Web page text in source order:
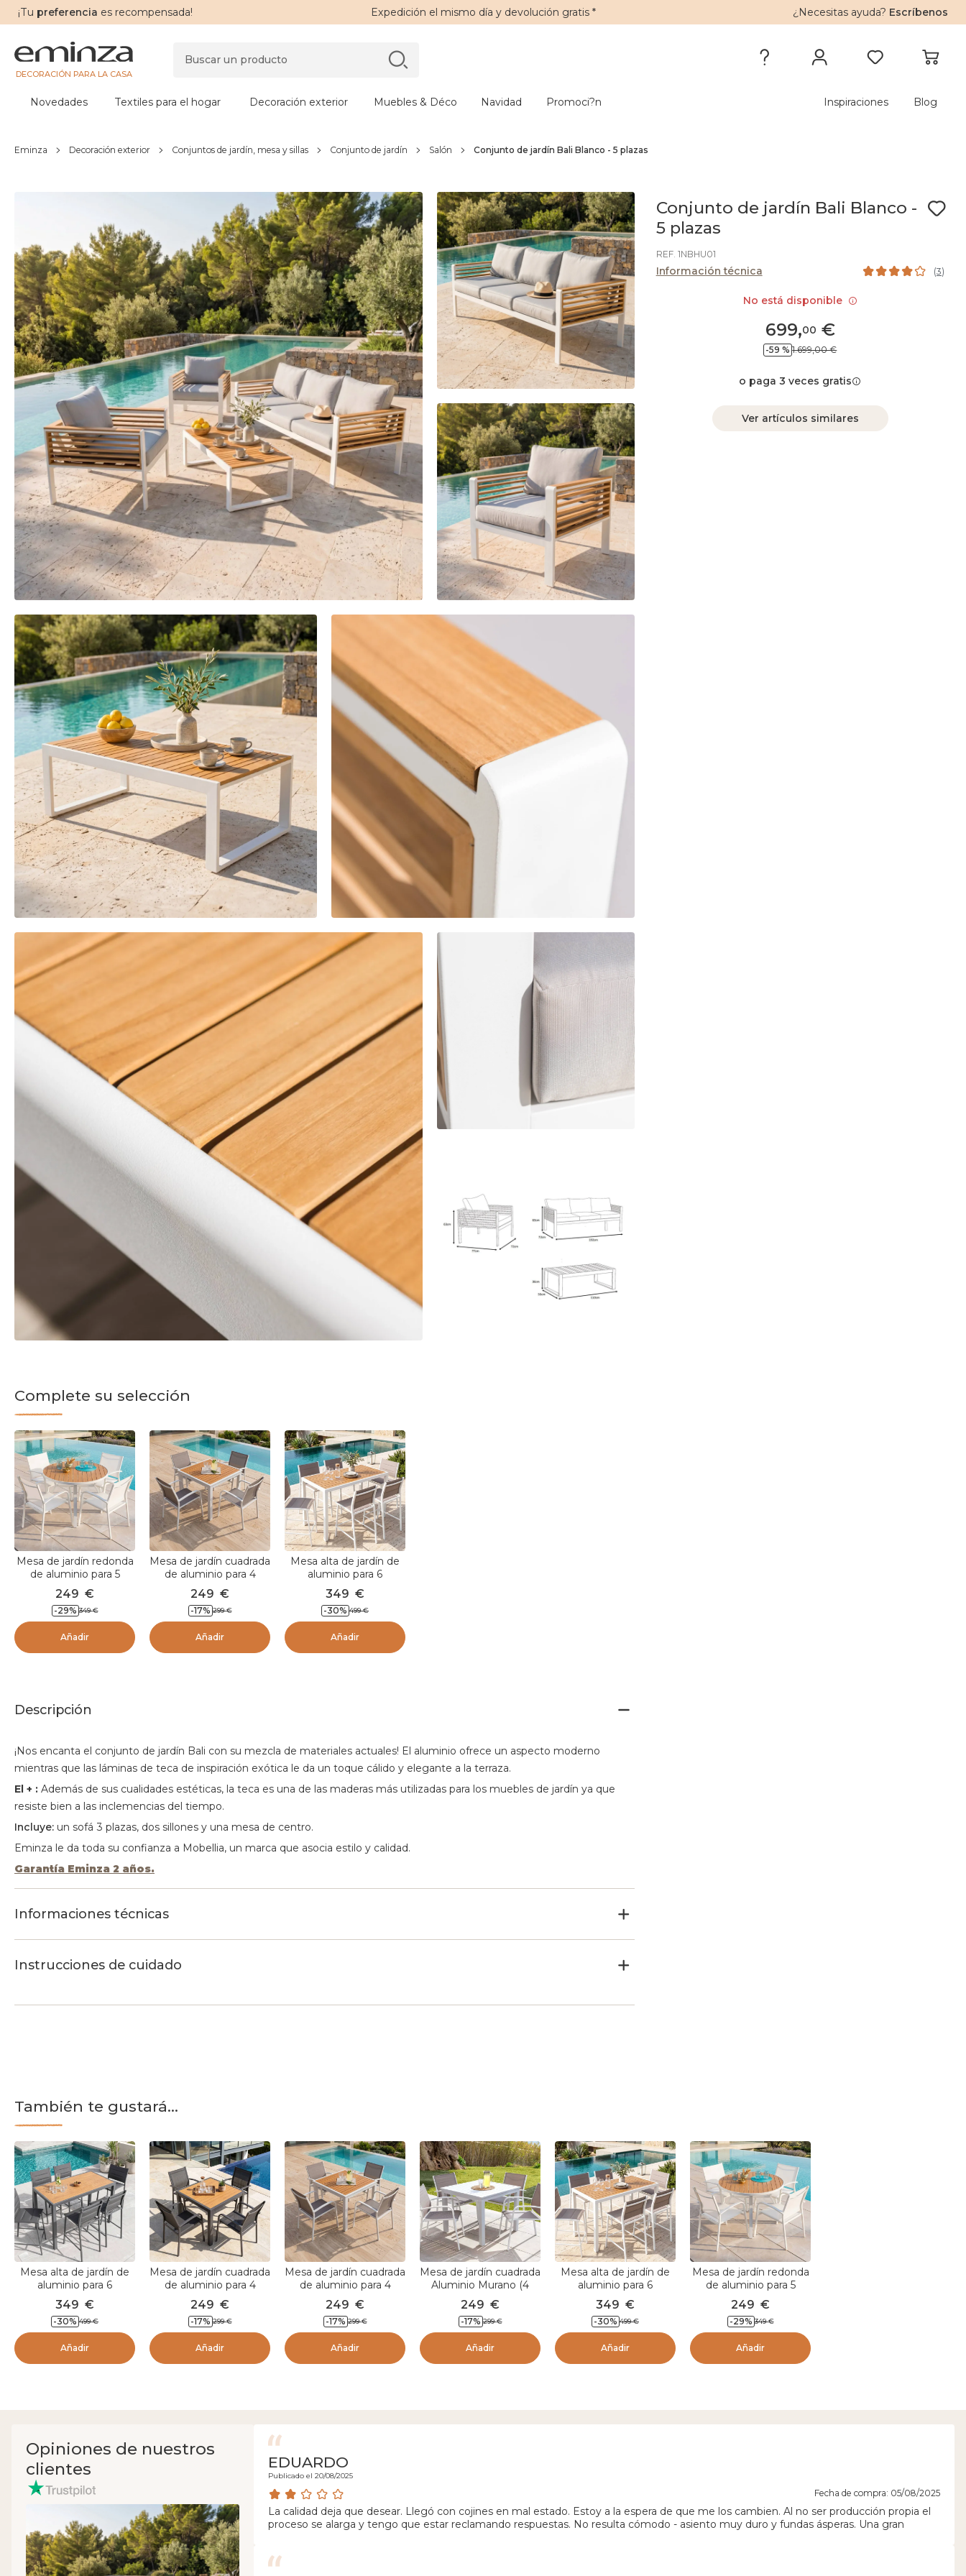
¡Tu preferencia es recompensada! Expedición el mismo día y devolución gratis* ¿Necesitas ayuda? Escríbenos
DECORACIÓN PARA LA CASA
Novedades Textiles para el hogar Decoración exterior Muebles & Déco Navidad Promoci?n Inspiraciones Blog
Eminza Decoración exterior Conjuntos de jardín, mesa y sillas Conjunto de jardín Salón Conjunto de jardín Bali Blanco - 5 plazas
Conjunto de jardín Bali Blanco -
5 plazas
REF. 1NBHU01
Información técnica (3)
699,00 €
-59 % 1.699,00 €
o paga 3 veces gratis
Ver artículos similares
Complete su selección
Mesa de jardín redonda
de aluminio para 5
personas (D105 cm)
Murano Blanco y efecto
madera
249 €
-29% 349 €
Añadir
Mesa de jardín cuadrada
de aluminio para 4
personas (89 x 89 cm)
Murano Blanco y efecto
madera
249 €
-17% 299 €
Añadir
Mesa alta de jardín de
aluminio para 6
personas efecto
madera (160 x H105 cm)
Murano Blanco
349 €
-30% 499 €
Añadir
Descripción
¡Nos encanta el conjunto de jardín Bali con su mezcla de materiales actuales! El aluminio ofrece un aspecto moderno
mientras que las láminas de teca de inspiración exótica le da un toque cálido y elegante a la terraza.
El + : Además de sus cualidades estéticas, la teca es una de las maderas más utilizadas para los muebles de jardín ya que
resiste bien a las inclemencias del tiempo.
Incluye: un sofá 3 plazas, dos sillones y una mesa de centro.
Eminza le da toda su confianza a Mobellia, un marca que asocia estilo y calidad.
Garantía Eminza 2 años.
Informaciones técnicas
Instrucciones de cuidado
También te gustará...
Mesa alta de jardín de
aluminio para 6
personas efecto
madera (160 x H105 cm)
Murano Gris granito
349 €
-30% 499 €
Añadir
Mesa de jardín cuadrada
de aluminio para 4
personas (89 x 89 cm)
Murano Gris antracita y
efecto madera
249 €
-17% 299 €
Añadir
Mesa de jardín cuadrada
de aluminio para 4
personas (89 x 89 cm)
Murano Blanco y efecto
madera
249 €
-17% 299 €
Añadir
Mesa de jardín cuadrada
Aluminio Murano (4
pers.) - Blanco
249 €
-17% 299 €
Añadir
Mesa alta de jardín de
aluminio para 6
personas efecto
madera (160 x H105 cm)
Murano Blanco
349 €
-30% 499 €
Añadir
Mesa de jardín redonda
de aluminio para 5
personas (D105 cm)
Murano Blanco y efecto
madera
249 €
-29% 349 €
Añadir
Opiniones de nuestros
clientes
EDUARDO
Publicado el 20/08/2025
Fecha de compra: 05/08/2025
La calidad deja que desear. Llegó con cojines en mal estado. Estoy a la espera de que me los cambien. Al no ser producción propia el
proceso se alarga y tengo que estar reclamando respuestas. No resulta cómodo - asiento muy duro y fundas ásperas. Una gran